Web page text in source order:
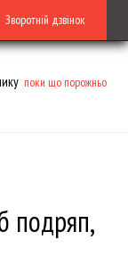
Зворотній дзвінок
поки що порожньо
подряп,